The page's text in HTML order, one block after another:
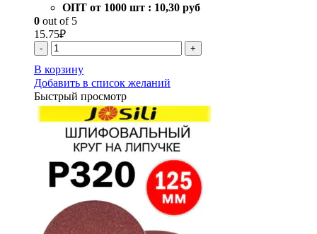
ОПТ от 1000 шт : 10,30 руб
0 out of 5
15.75₽
- +
В корзину
Добавить в список желаний
Быстрый просмотр